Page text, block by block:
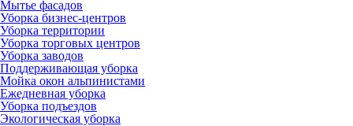
Мытье фасадов
Уборка бизнес-центров
Уборка территории
Уборка торговых центров
Уборка заводов
Поддерживающая уборка
Мойка окон альпинистами
Ежедневная уборка
Уборка подъездов
Экологическая уборка